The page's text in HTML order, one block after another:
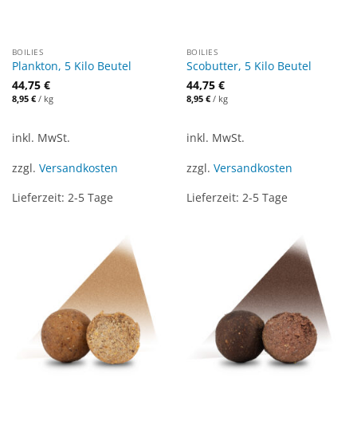
BOILIES
Plankton, 5 Kilo Beutel
44,75 €
8,95 €/ kg
inkl. MwSt.
zzgl. Versandkosten
Lieferzeit: 2-5 Tage
BOILIES
Scobutter, 5 Kilo Beutel
44,75 €
8,95 €/ kg
inkl. MwSt.
zzgl. Versandkosten
Lieferzeit: 2-5 Tage